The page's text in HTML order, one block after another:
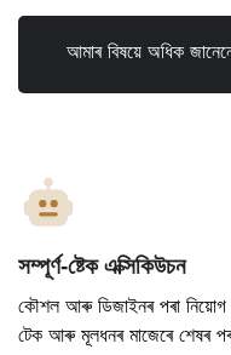
আমাৰ বিষয়ে অধিক
সম্পূৰ্ণ-ষ্টেক এক্সিকিউচন
কৌশল আৰু ডিজাইনৰ পৰা
টেক আৰু মূলধনৰ মাজেৰে শেষৰ